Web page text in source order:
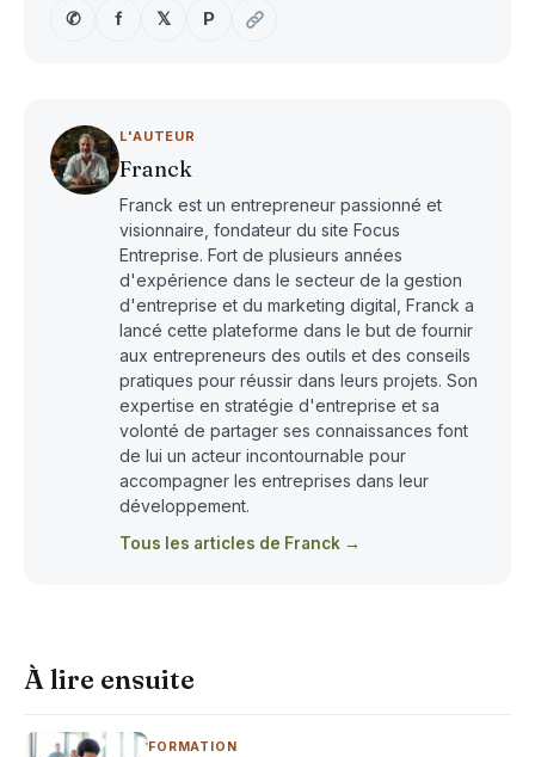
✆
f 𝕏 P
L'AUTEUR
Franck
Franck est un entrepreneur passionné et
visionnaire, fondateur du site Focus
Entreprise. Fort de plusieurs années
d'expérience dans le secteur de la gestion
d'entreprise et du marketing digital, Franck a
lancé cette plateforme dans le but de fournir
aux entrepreneurs des outils et des conseils
pratiques pour réussir dans leurs projets. Son
expertise en stratégie d'entreprise et sa
volonté de partager ses connaissances font
de lui un acteur incontournable pour
accompagner les entreprises dans leur
développement.
Tous les articles de Franck →
À lire ensuite
FORMATION